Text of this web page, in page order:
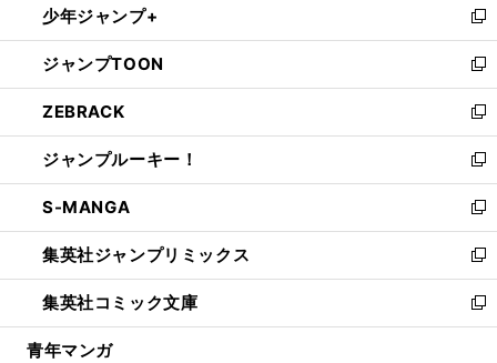
で
開
く
ド
ウ
で
開
く
ィ
ン
ド
ウ
で
開
く
い
ウ
ィ
ン
ド
ウ
で
開
く
少年ジャンプ+
新
し
い
ウ
ィ
ン
ド
ウ
で
開
く
ジャンプTOON
新
し
い
ウ
ィ
ン
ド
ウ
で
開
く
ZEBRACK
新
し
い
ウ
ィ
ン
ド
ウ
で
開
ジャンプルーキー！
新
し
い
ウ
ィ
ン
ド
ウ
S-MANGA
新
し
い
ウ
ィ
ン
集英社ジャンプリミックス
新
し
い
ウ
集英社コミック文庫
新
し
青年マンガ